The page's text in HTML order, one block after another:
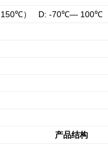
） D: -70℃— 100℃（
产品结构